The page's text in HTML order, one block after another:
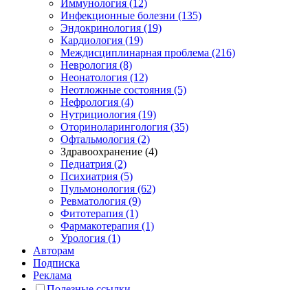
Иммунология (12)
Инфекционные болезни (135)
Эндокринология (19)
Кардиология (19)
Междисциплинарная проблема (216)
Неврология (8)
Неонатология (12)
Неотложные состояния (5)
Нефрология (4)
Нутрициология (19)
Оториноларингология (35)
Офтальмология (2)
Здравоохранение (4)
Педиатрия (2)
Психиатрия (5)
Пульмонология (62)
Ревматология (9)
Фитотерапия (1)
Фармакотерапия (1)
Урология (1)
Авторам
Подписка
Реклама